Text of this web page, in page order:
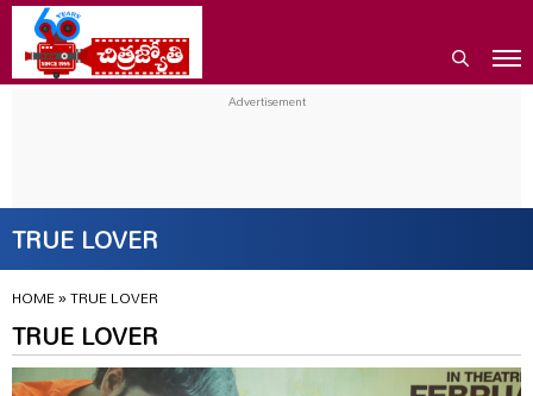
TRUE LOVER
HOME»TRUE LOVER
TRUE LOVER